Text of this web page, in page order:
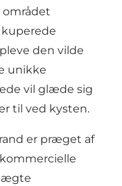
området
den vilde
unikke
vil glæde sig
til ved kysten.
er præget af
ægte